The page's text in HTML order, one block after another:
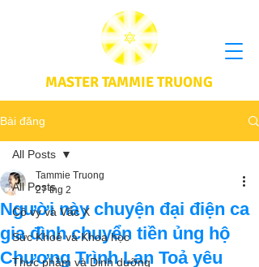
MASTER TAMMIE TRUONG
Bài đăng
All Posts
Cô vy và Vắc X
Sức Khoẻ và Khoa học
Thực phầm và Dinh dưỡng
All Posts
Người này chuyện đại điện ca
gia đình chuyển tiền ủng hộ
Chương Trình Lan Toả yêu
Tammie Truong
27 thg 2